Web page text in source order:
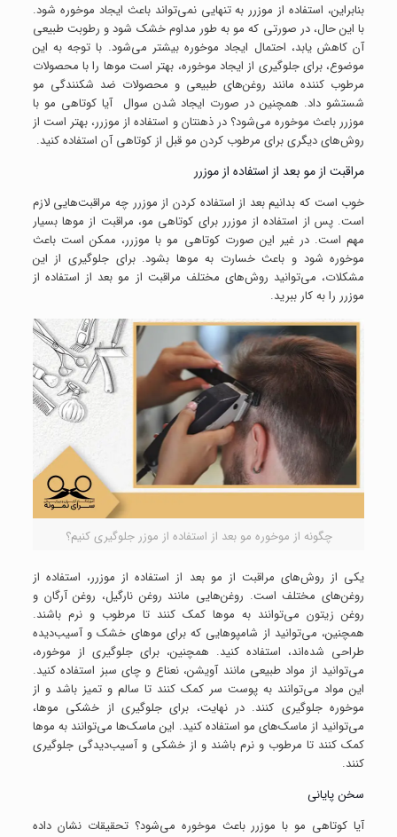
بنابراین، استفاده از موزرر به تنهایی نمی‌تواند باعث ایجاد موخوره شود.
با این حال، در صورتی که مو به طور مداوم خشک شود و رطوبت طبیعی
آن کاهش یابد، احتمال ایجاد موخوره بیشتر می‌شود. با توجه به این
موضوع، برای جلوگیری از ایجاد موخوره، بهتر است موها را با محصولات
مرطوب کننده مانند روغن‌های طبیعی و محصولات ضد شکنندگی مو
شستشو داد. همچنین در صورت ایجاد شدن سوال آیا کوتاهی مو با
موزرر باعث موخوره می‌شود؟ در ذهنتان و استفاده از موزرر، بهتر است از
روش‌های دیگری برای مرطوب کردن مو قبل از کوتاهی آن استفاده کنید.
مراقبت از مو بعد از استفاده از موزرر
خوب است که بدانیم بعد از استفاده کردن از موزرر چه مراقبت‌هایی لازم
است. پس از استفاده از موزرر برای کوتاهی مو، مراقبت از موها بسیار
مهم است. در غیر این صورت کوتاهی مو با موزرر، ممکن است باعث
موخوره شود و باعث خسارت به موها بشود. برای جلوگیری از این
مشکلات، می‌توانید روش‌های مختلف مراقبت از مو بعد از استفاده از
موزرر را به کار ببرید.
چگونه از موخوره مو بعد از استفاده از موزر جلوگیری کنیم؟
یکی از روش‌های مراقبت از مو بعد از استفاده از موزرر، استفاده از
روغن‌های مختلف است. روغن‌هایی مانند روغن نارگیل، روغن آرگان و
روغن زیتون می‌توانند به موها کمک کنند تا مرطوب و نرم باشند.
همچنین، می‌توانید از شامپوهایی که برای موهای خشک و آسیب‌دیده
طراحی شده‌اند، استفاده کنید. همچنین، برای جلوگیری از موخوره،
می‌توانید از مواد طبیعی مانند آویشن، نعناع و چای سبز استفاده کنید.
این مواد می‌توانند به پوست سر کمک کنند تا سالم و تمیز باشد و از
موخوره جلوگیری کنند. در نهایت، برای جلوگیری از خشکی موها،
می‌توانید از ماسک‌های مو استفاده کنید. این ماسک‌ها می‌توانند به موها
کمک کنند تا مرطوب و نرم باشند و از خشکی و آسیب‌دیدگی جلوگیری
کنند.
سخن پایانی
آیا کوتاهی مو با موزرر باعث موخوره می‌شود؟ تحقیقات نشان داده